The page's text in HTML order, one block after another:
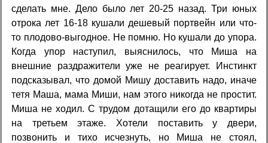
сделать мне. Дело было лет 20-25 назад. Три юных
отрока лет 16-18 кушали дешевый портвейн или что-
то плодово-выгодное. Не помню. Но кушали до упора.
Когда упор наступил, выяснилось, что Миша на
внешние раздражители уже не реагирует. Инстинкт
подсказывал, что домой Мишу доставить надо, иначе
тетя Маша, мама Миши, нам этого никогда не простит.
Миша не ходил. С трудом дотащили его до квартиры
на третьем этаже. Хотели поставить у двери,
позвонить и тихо исчезнуть, но Миша не стоял,